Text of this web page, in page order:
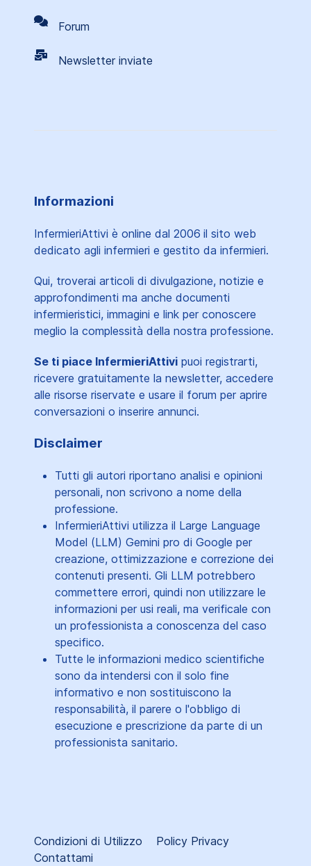
Forum
Newsletter inviate
Informazioni
InfermieriAttivi è online dal 2006 il sito web
dedicato agli infermieri e gestito da infermieri.
Qui, troverai articoli di divulgazione, notizie e
approfondimenti ma anche documenti
infermieristici, immagini e link per conoscere
meglio la complessità della nostra professione.
Se ti piace InfermieriAttivi puoi registrarti,
ricevere gratuitamente la newsletter, accedere
alle risorse riservate e usare il forum per aprire
conversazioni o inserire annunci.
Disclaimer
Tutti gli autori riportano analisi e opinioni
personali, non scrivono a nome della
professione.
InfermieriAttivi utilizza il Large Language
Model (LLM) Gemini pro di Google per
creazione, ottimizzazione e correzione dei
contenuti presenti. Gli LLM potrebbero
commettere errori, quindi non utilizzare le
informazioni per usi reali, ma verificale con
un professionista a conoscenza del caso
specifico.
Tutte le informazioni medico scientifiche
sono da intendersi con il solo fine
informativo e non sostituiscono la
responsabilità, il parere o l'obbligo di
esecuzione e prescrizione da parte di un
professionista sanitario.
Condizioni di Utilizzo
Policy Privacy
Contattami